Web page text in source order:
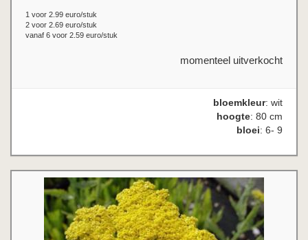
1 voor 2.99 euro/stuk
2 voor 2.69 euro/stuk
vanaf 6 voor 2.59 euro/stuk
momenteel uitverkocht
bloemkleur: wit
hoogte: 80 cm
bloei: 6- 9